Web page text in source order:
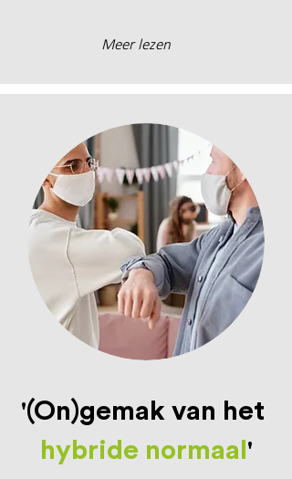
Meer lezen
'(On)gemak van het
hybride normaal '